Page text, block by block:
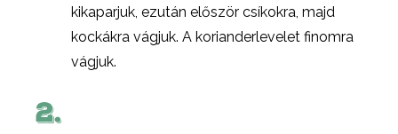
kikaparjuk, ezután először csíkokra, majd
kockákra vágjuk. A korianderlevelet finomra
vágjuk.
2.